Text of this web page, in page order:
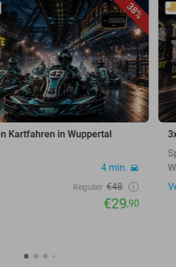
38%
Kartfahren in Wuppertal
4 min.
Regulier €48
€29,90